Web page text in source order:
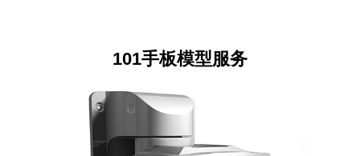
101手板模型服务